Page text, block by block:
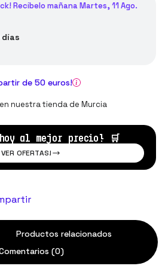
Recíbelo mañana Martes, 11 Ago.
días
de 50 euros!
nuestra tienda de Murcia
al mejor precio! 🛒
VER OFERTAS!
Productos relacionados
(0)